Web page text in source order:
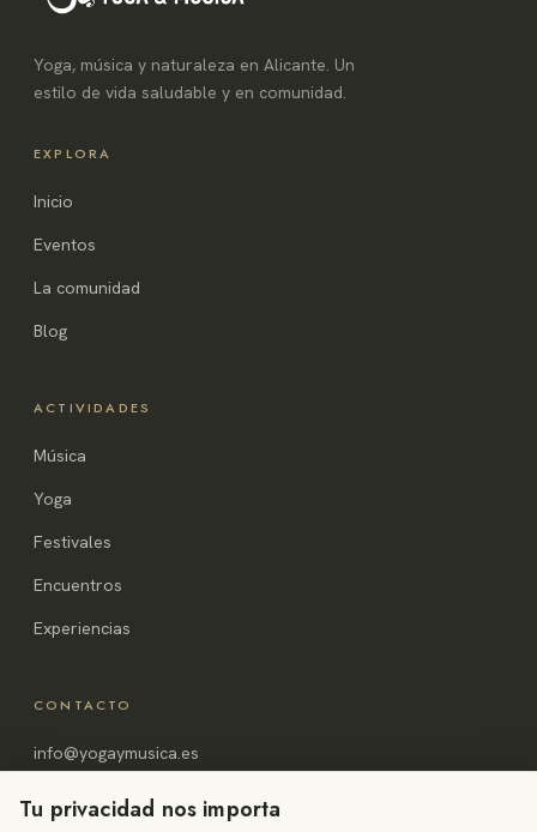
Yoga, música y naturaleza en Alicante. Un
estilo de vida saludable y en comunidad.
EXPLORA
Inicio
Eventos
La comunidad
Blog
ACTIVIDADES
Música
Yoga
Festivales
Encuentros
Experiencias
CONTACTO
info@yogaymusica.es
Alicante, España
Tu privacidad nos importa